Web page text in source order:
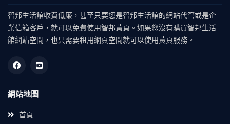
智邦生活館收費低廉，甚至只要您是智邦生活館的網站代管或是企
業信箱客戶，就可以免費使用智邦黃頁。如果您沒有購買智邦生活
館網站空間，也只需要租用網頁空間就可以使用黃頁服務。
網站地圖
首頁